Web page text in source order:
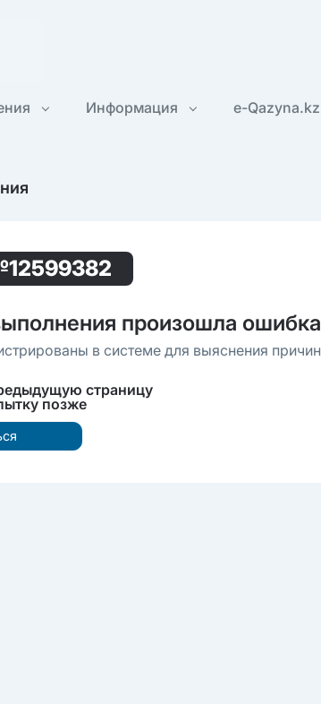
Информация e-Qazyna.kz
произошла ошибка
в системе для выяснения причин
страницу
позже